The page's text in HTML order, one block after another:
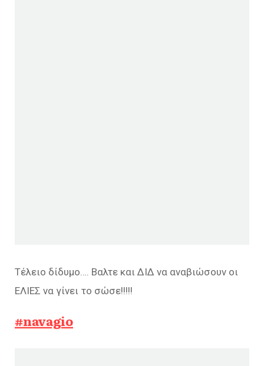
Τέλειο δίδυμο…. Βαλτε και ΔΙΔ να αναβιώσουν οι
ΕΛΙΕΣ να γίνει το σώσε!!!!!
#navagio